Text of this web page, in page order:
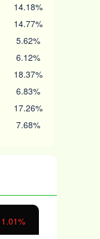
14.18%
14.77%
5.62%
6.12%
18.37%
6.83%
17.26%
7.68%
47.56